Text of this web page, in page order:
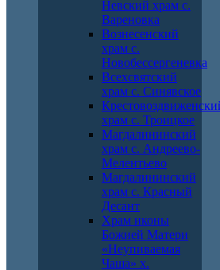
Невский храм с.
Вареновка
Вознесенский
храм с.
Новобессергеневка
Всехсвятский
храм с. Синявское
храм с. Троицкое
Магдалининский
храм с. Андреево-
Мелентьево
Магдалининский
храм с. Красный
Десант
Храм иконы
Божией Матери
«Неупиваемая
Чаша» х.